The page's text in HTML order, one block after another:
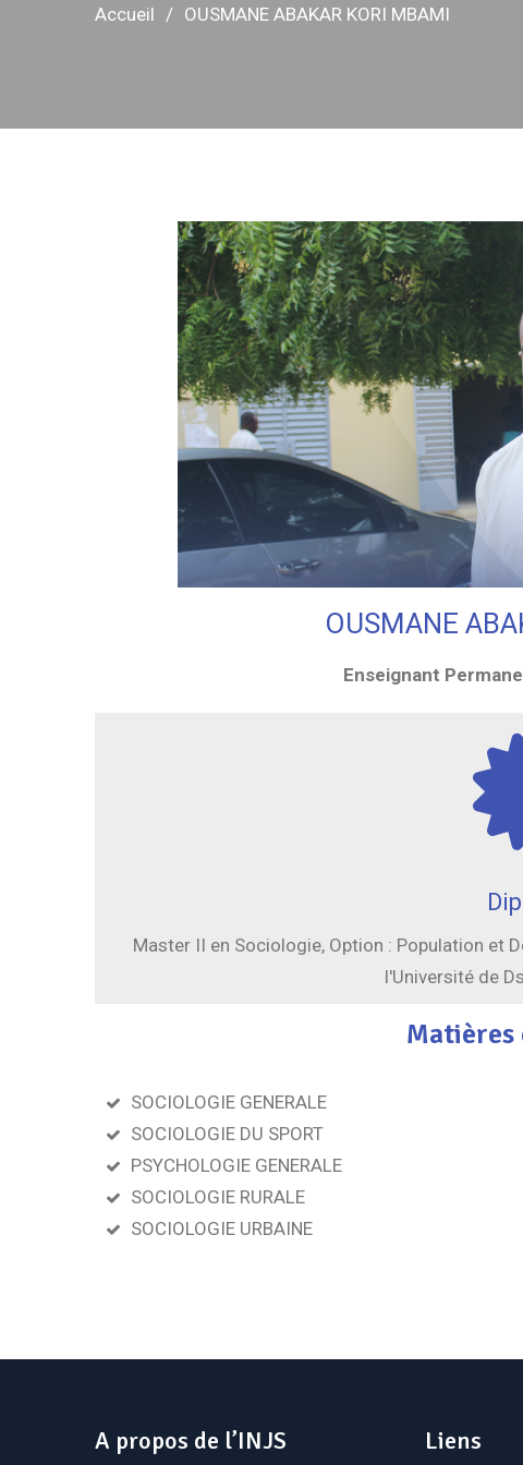
Accueil OUSMANE ABAKAR KORI MBAMI
OUSMANE
Enseignant
Master II en Sociologie, Option : Population et
l'Université de
Matières
SOCIOLOGIE GENERALE
SOCIOLOGIE DU SPORT
PSYCHOLOGIE GENERALE
SOCIOLOGIE RURALE
SOCIOLOGIE URBAINE
A propos de l’INJS Liens